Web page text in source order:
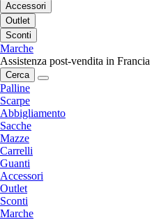
Accessori
Outlet
Sconti
Marche
Assistenza post-vendita in Francia
Cerca
Palline
Scarpe
Abbigliamento
Sacche
Mazze
Carrelli
Guanti
Accessori
Outlet
Sconti
Marche